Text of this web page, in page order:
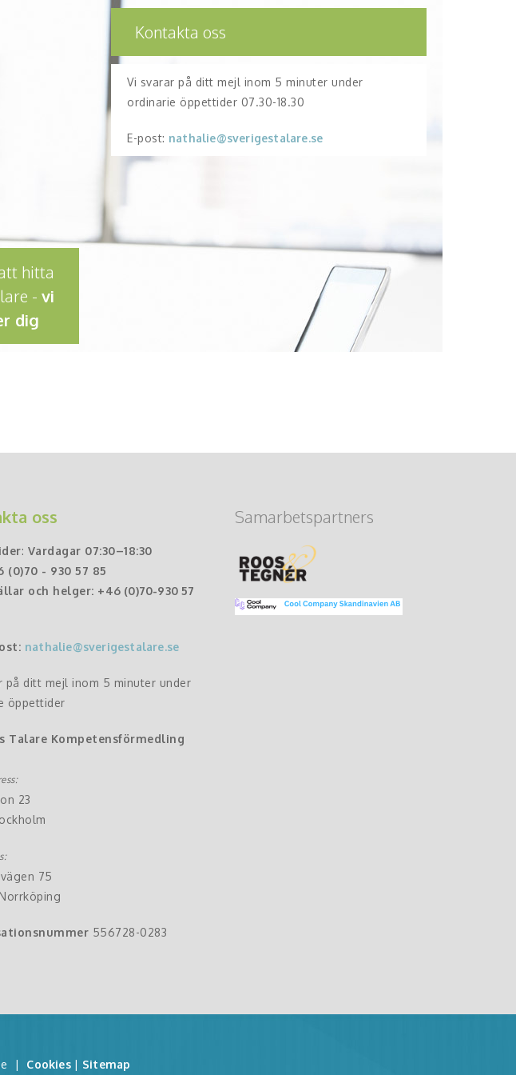
hitta
- vi
dig
Kontakta oss
Vi svarar på ditt mejl inom 5 minuter under
ordinarie öppettider 07.30-18.30
E-post: nathalie@sverigestalare.se
oss
: Vardagar 07:30–18:30
(0)70 - 930 57 85
och helger: +46 (0)70-930 57
nathalie@sverigestalare.se
på ditt mejl inom 5 minuter under
öppettider
Talare Kompetensförmedling
23
75
556728-0283
Samarbetspartners
| Cookies | Sitemap